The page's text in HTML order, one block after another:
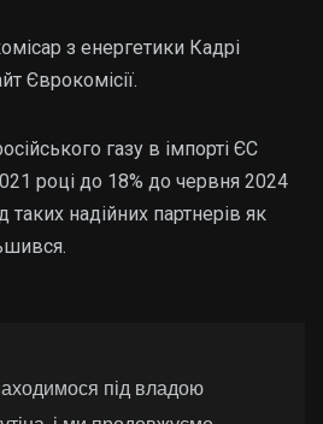
з енергетики Кадрі
Єврокомісії.
газу в імпорті ЄС
році до 18% до червня 2024
таких надійних партнерів як
під владою